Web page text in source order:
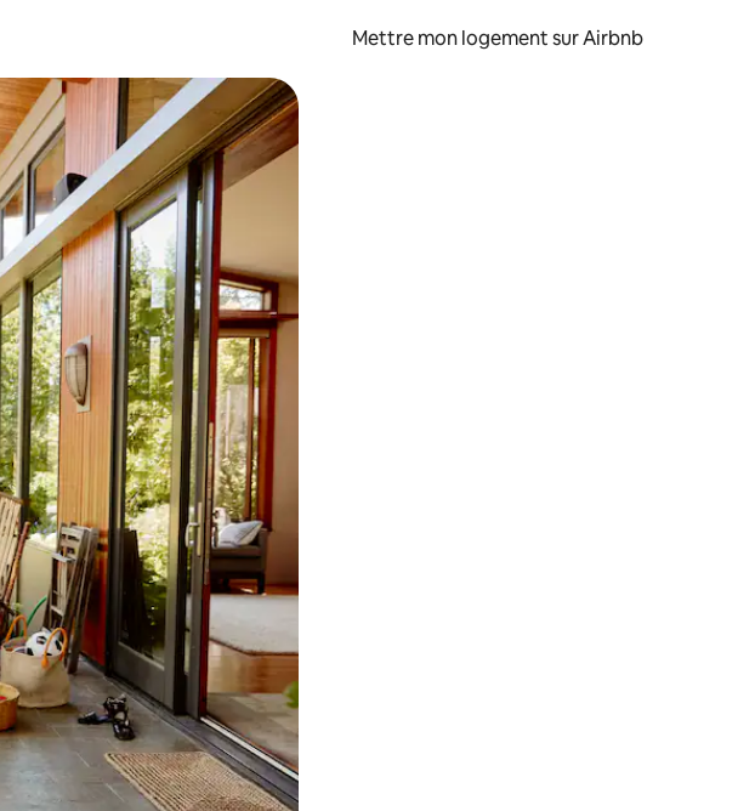
Mettre mon logement sur Airbnb
ou en appuyant et en faisant glisser.